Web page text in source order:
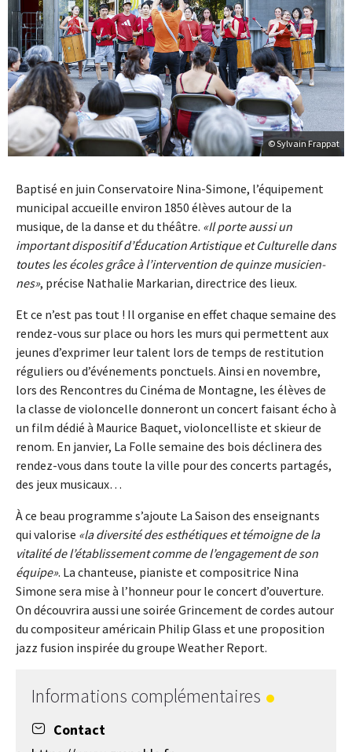
© Sylvain Frappat
Baptisé en juin Conservatoire Nina-Simone, l’équipement
municipal accueille environ 1850 élèves autour de la
musique, de la danse et du théâtre. Il porte aussi un
important dispositif d’Éducation Artistique et Culturelle dans
toutes les écoles grâce à l’intervention de quinze musicien-
nes , précise Nathalie Markarian, directrice des lieux.
Et ce n’est pas tout ! Il organise en effet chaque semaine des
rendez-vous sur place ou hors les murs qui permettent aux
jeunes d’exprimer leur talent lors de temps de restitution
réguliers ou d’événements ponctuels. Ainsi en novembre,
lors des Rencontres du Cinéma de Montagne, les élèves de
la classe de violoncelle donneront un concert faisant écho à
un film dédié à Maurice Baquet, violoncelliste et skieur de
renom. En janvier, La Folle semaine des bois déclinera des
rendez-vous dans toute la ville pour des concerts partagés,
des jeux musicaux…
À ce beau programme s’ajoute La Saison des enseignants
qui valorise la diversité des esthétiques et témoigne de la
vitalité de l’établissement comme de l’engagement de son
équipe . La chanteuse, pianiste et compositrice Nina
Simone sera mise à l’honneur pour le concert d’ouverture.
On découvrira aussi une soirée Grincement de cordes autour
du compositeur américain Philip Glass et une proposition
jazz fusion inspirée du groupe Weather Report.
Informations complémentaires
Contact